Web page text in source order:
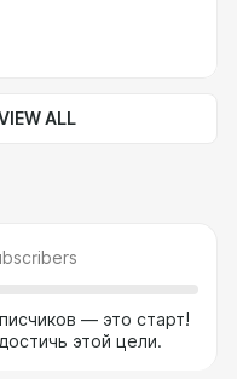
ALL
— это старт!
этой цели.